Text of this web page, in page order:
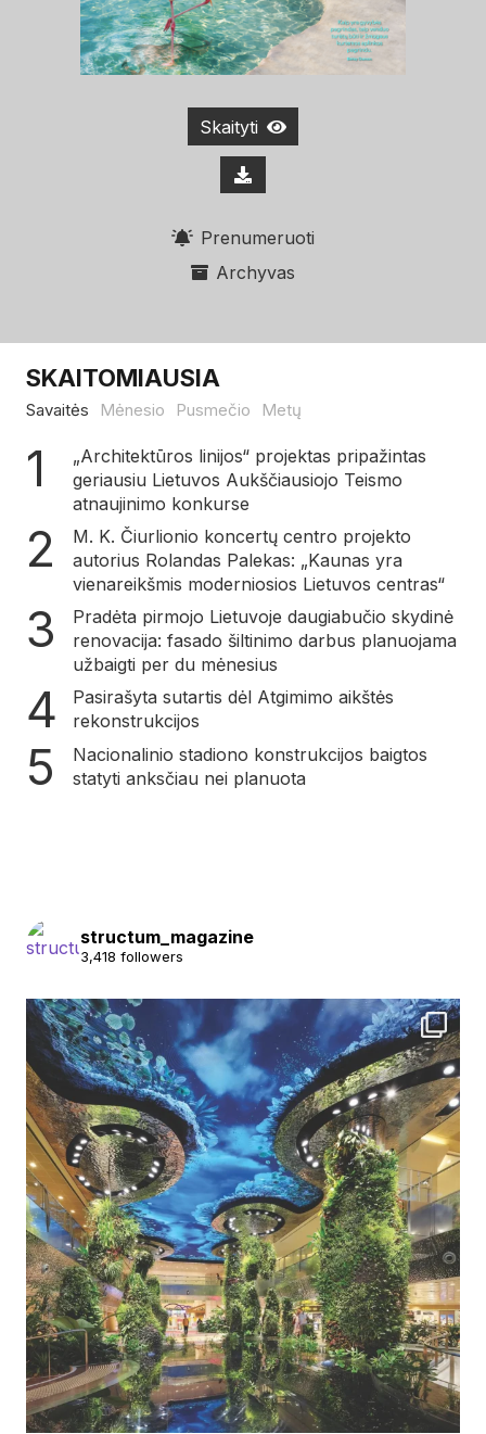
Skaityti
Prenumeruoti
Archyvas
SKAITOMIAUSIA
Savaitės Mėnesio Pusmečio Metų
„Architektūros linijos“ projektas pripažintas
geriausiu Lietuvos Aukščiausiojo Teismo
atnaujinimo konkurse
M. K. Čiurlionio koncertų centro projekto
autorius Rolandas Palekas: „Kaunas yra
vienareikšmis moderniosios Lietuvos centras“
Pradėta pirmojo Lietuvoje daugiabučio skydinė
renovacija: fasado šiltinimo darbus planuojama
užbaigti per du mėnesius
Pasirašyta sutartis dėl Atgimimo aikštės
rekonstrukcijos
Nacionalinio stadiono konstrukcijos baigtos
statyti anksčiau nei planuota
structum_magazine
3,418 followers